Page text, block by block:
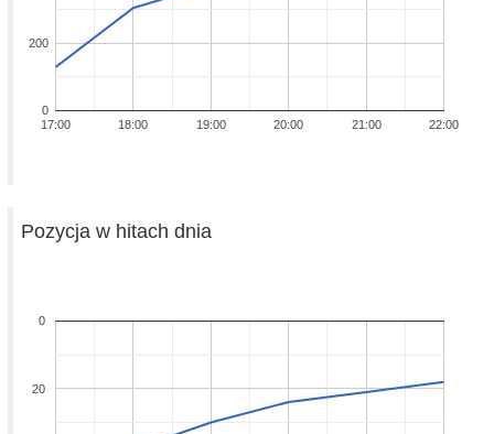
17:00 18:00 19:00 20:00 21:00 22:00
0
200
Pozycja w hitach dnia
0
20